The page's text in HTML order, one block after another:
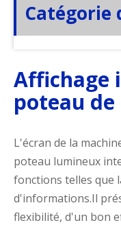
Catégorie
Affichage
poteau
L'écran de la
poteau lumineux
fonctions telles que
d'informations.Il
flexibilité, d'un bon